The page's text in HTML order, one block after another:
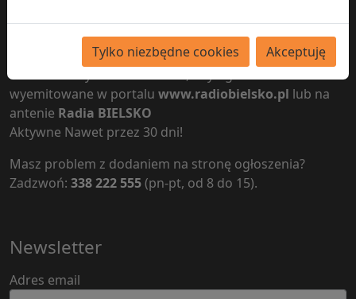
Chcesz by twoje ogłoszenie dotarło do
tysięcy osób?
Nie trzeba wychodzić z domu, aby ogłoszenie zostało
wyemitowane w portalu www.radiobielsko.pl lub na
antenie Radia BIELSKO
Aktywne Nawet przez 30 dni!
Masz problem z dodaniem na stronę ogłoszenia?
Zadzwoń: 338 222 555(pn-pt, od 8 do 15).
Newsletter
Adres email
Tylko niezbędne cookies Akceptuję